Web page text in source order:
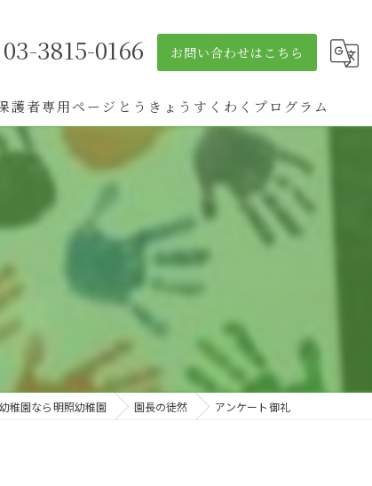
03-3815-0166 お問い合わせはこちら
護者専用ページ とうきょうすくわくプログラム
稚園なら明照幼稚園 園長の徒然 アンケート御礼